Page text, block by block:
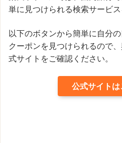
単に見つけられる検索サービス
以下のボタンから簡単に自分
クーポンを見つけられるので
式サイトをご確認ください。
公式サイトは